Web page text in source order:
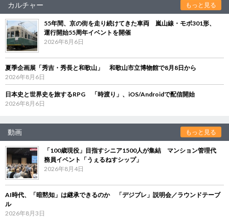
カルチャー もっと見る
55年間、京の街を走り続けてきた車両 嵐山線・モボ301形、
運行開始55周年イベントを開催
2026年8月6日
夏季企画展「秀吉・秀長と和歌山」 和歌山市立博物館で8月8日から
2026年8月6日
日本史と世界史を旅するRPG 「時渡り」、iOS/Androidで配信開始
2026年8月6日
動画 もっと見る
「100歳現役」目指すシニア1500人が集結 マンション管理代
務員イベント「うぇるねすシップ」
2026年8月4日
AI時代、「暗黙知」は継承できるのか 「デジブレ」説明会／ラウンドテーブ
ル
2026年8月3日